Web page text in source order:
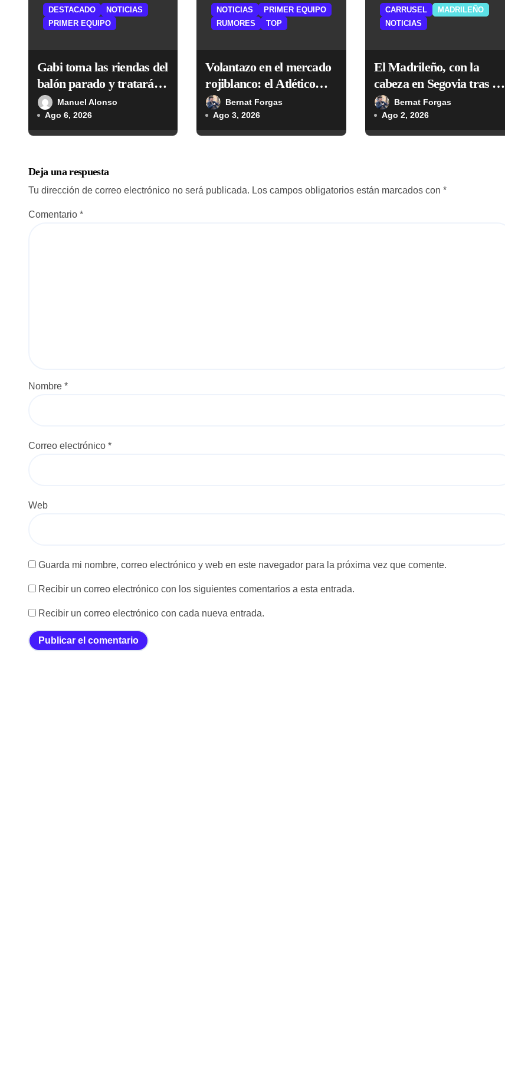
n
r
a
d
DESTACADO
NOTICIAS
PRIMER EQUIPO
Gabi toma las riendas del
balón parado y tratará de
resucitar una faceta que
Simeone desea recuperar
Manuel Alonso
Ago 6, 2026
NOTICIAS
PRIMER EQUIPO
RUMORES
TOP
Volantazo en el mercado
rojiblanco: el Atlético
sigue la pista de Grealish
Bernat Forgas
Ago 3, 2026
CARRUSEL
MADRILEÑO
NOTICIAS
El Madrileño, con la
cabeza en Segovia tras no
poder disputar su primer
test de pretemporada
Bernat Forgas
Ago 2, 2026
Deja una respuesta
Tu dirección de correo electrónico no será publicada. Los campos obligatorios están marcados con *
Comentario *
Nombre *
Correo electrónico *
Web
Guarda mi nombre, correo electrónico y web en este navegador para la próxima vez que comente.
Recibir un correo electrónico con los siguientes comentarios a esta entrada.
Recibir un correo electrónico con cada nueva entrada.